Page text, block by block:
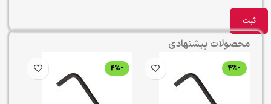
محصولات پیشنهادی
-4%
-4%